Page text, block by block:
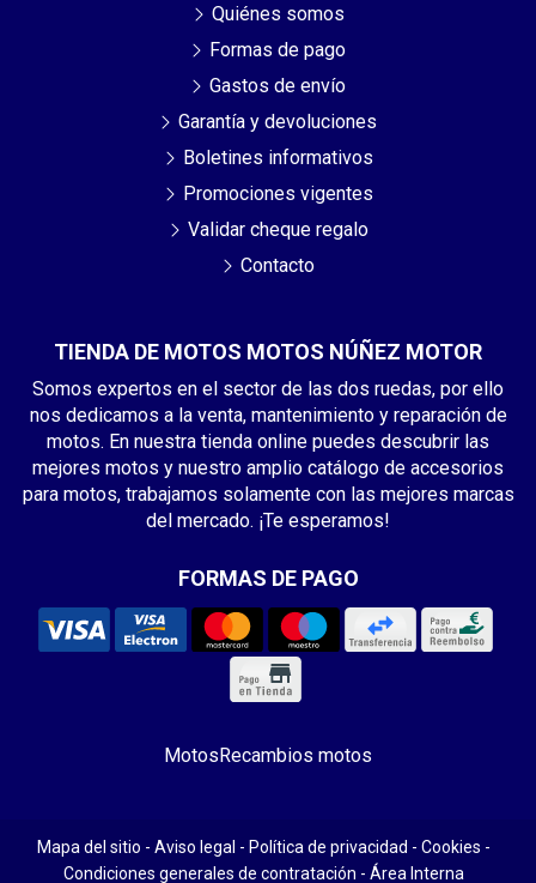
TIENDA DE MOTOS MOTOS NÚÑEZ MOTOR
Somos expertos en el sector de las dos ruedas, por ello
nos dedicamos a la venta, mantenimiento y reparación de
motos. En nuestra tienda online puedes descubrir las
mejores motos y nuestro amplio catálogo de accesorios
para motos, trabajamos solamente con las mejores marcas
del mercado. ¡Te esperamos!
FORMAS DE PAGO
Quiénes somos
Formas de pago
Gastos de envío
Garantía y devoluciones
Boletines informativos
Promociones vigentes
Validar cheque regalo
Contacto
MotosRecambios motos
Mapa del sitio - Aviso legal - Política de privacidad - Cookies -
Condiciones generales de contratación - Área Interna